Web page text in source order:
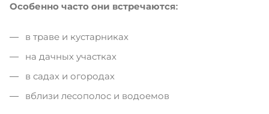
Особенно часто они встречаются:
в траве и кустарниках
на дачных участках
в садах и огородах
вблизи лесополос и водоемов